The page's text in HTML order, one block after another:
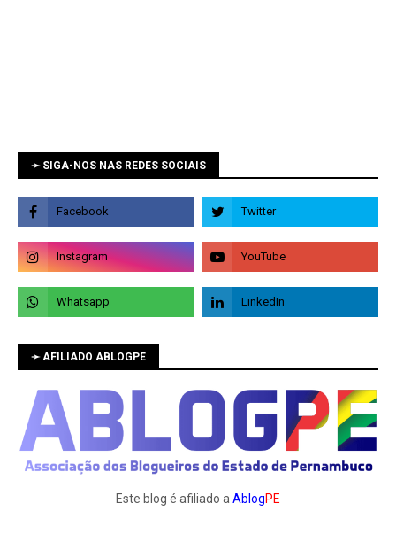
➛ SIGA-NOS NAS REDES SOCIAIS
➛ AFILIADO ABLOGPE
Este blog é afiliado a AblogPE